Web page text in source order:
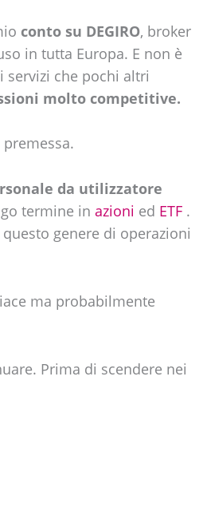
conto su DEGIRO, broker
in tutta Europa. E non è
servizi che pochi altri
molto competitive.
da utilizzatore
termine in azioni ed ETF.
genere di operazioni
ma probabilmente
Prima di scendere nei